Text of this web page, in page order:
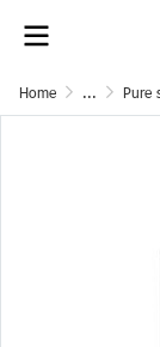
Home ... Pure